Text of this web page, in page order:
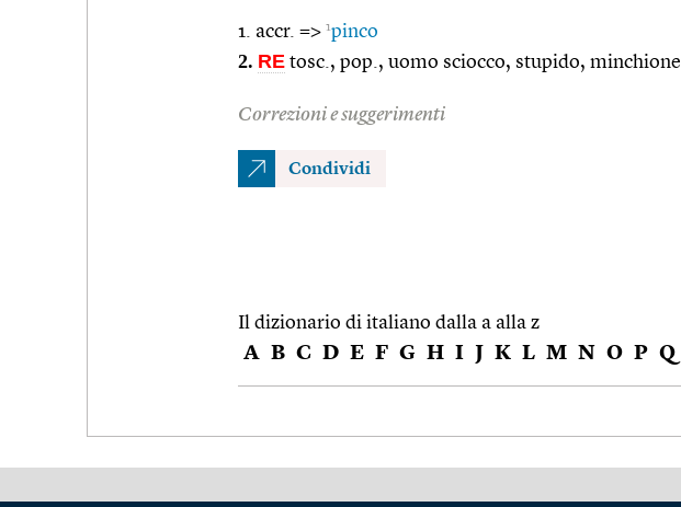
1. accr. => 1pinco
2. RE tosc., pop., uomo sciocco, stupido, minchione
Correzioni e suggerimenti
Condividi
Il dizionario di italiano dalla a alla z
A B C D E F G H I J K L M N O P Q